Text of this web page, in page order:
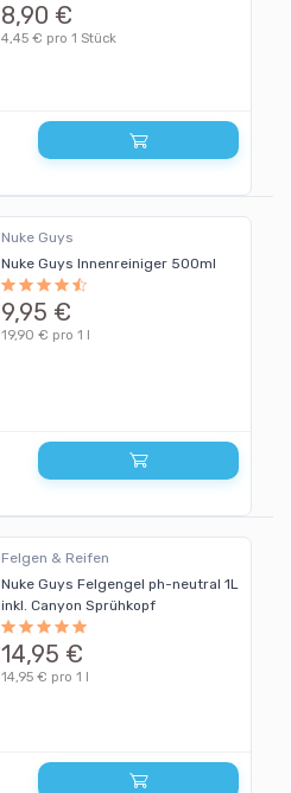
8,90 €
4,45 € pro 1 Stück
Nuke Guys
Nuke Guys Innenreiniger 500ml
9,95 €
19,90 € pro 1 l
Felgen & Reifen
Nuke Guys Felgengel ph-neutral 1L
inkl. Canyon Sprühkopf
14,95 €
14,95 € pro 1 l